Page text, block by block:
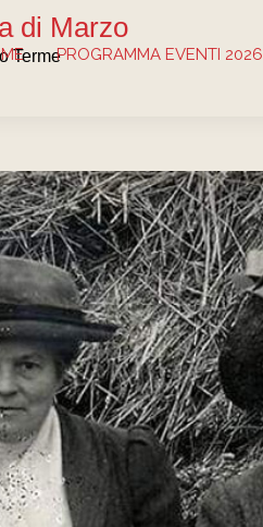
di Marzo
TermePROGRAMMA EVENTI 2026